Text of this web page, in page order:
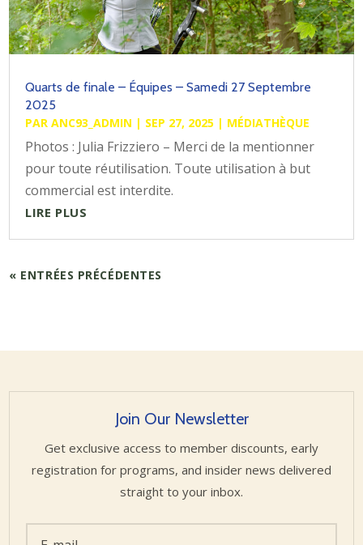
Quarts de finale – Équipes – Samedi 27 Septembre
2025
PARANC93_ADMIN | SEP 27, 2025 | MÉDIATHÈQUE
Photos : Julia Frizziero – Merci de la mentionner
pour toute réutilisation. Toute utilisation à but
commercial est interdite.
LIRE PLUS
« ENTRÉES PRÉCÉDENTES
Join Our Newsletter
Get exclusive access to member discounts, early
registration for programs, and insider news delivered
straight to your inbox.